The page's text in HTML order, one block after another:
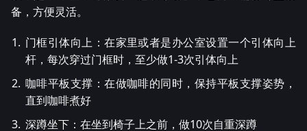
备，方便灵活。
门框引体向上：在家里或者是办公室设置一个引体向上
杆，每次穿过门框时，至少做1-3次引体向上
咖啡平板支撑：在做咖啡的同时，保持平板支撑姿势，
直到咖啡煮好
深蹲坐下：在坐到椅子上之前，做10次自重深蹲